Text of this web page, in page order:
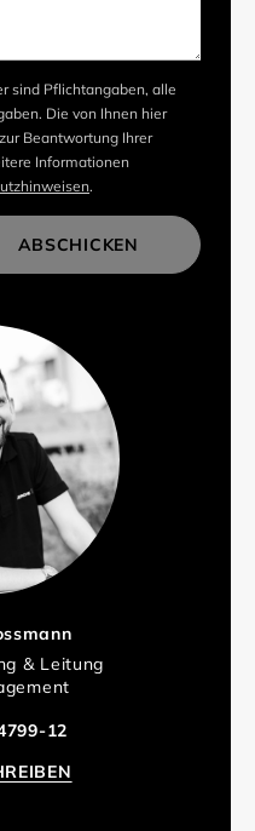
& Leitung
12
sind Pflichtangaben, alle
Die von Ihnen hier
Beantwortung Ihrer
Informationen
.
ABSCHICKEN